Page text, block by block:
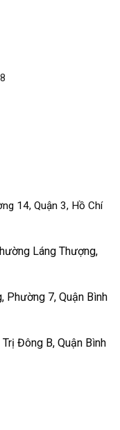
14, Quận 3, Hồ Chí
Láng Thượng,
Phường 7, Quận Bình
Đông B, Quận Bình